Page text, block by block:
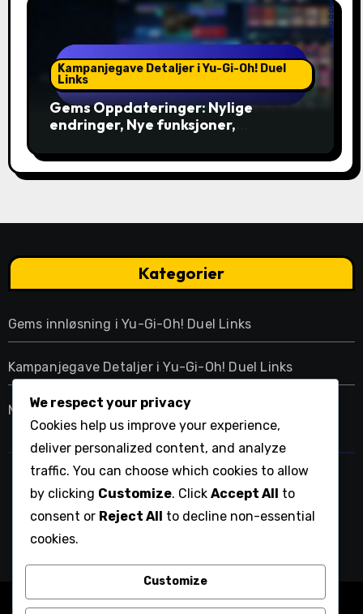
Kampanjegave Detaljer i Yu-Gi-Oh! Duel
Links
Gems Oppdateringer: Nylige
endringer, Nye funksjoner,
Kategorier
Gems innløsning i Yu-Gi-Oh! Duel Links
Kampanjegave Detaljer i Yu-Gi-Oh! Duel Links
Månedlige påloggingsbonuser i Yu-Gi-Oh! Duel Links
witryna.info
Copyright © All rights reserved |Blogariseby
We respect your privacy
Cookies help us improve your experience,
deliver personalized content, and analyze
traffic. You can choose which cookies to allow
by clicking Customize. Click Accept All to
consent or Reject All to decline non-essential
cookies.
Customize